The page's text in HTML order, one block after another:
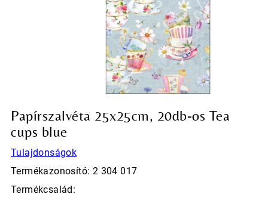
Papírszalvéta 25x25cm, 20db-os Tea
cups blue
Tulajdonságok
Termékazonosító: 2 304 017
Termékcsalád: